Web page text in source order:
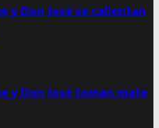
y Don José se calientan
y Don José toman mate